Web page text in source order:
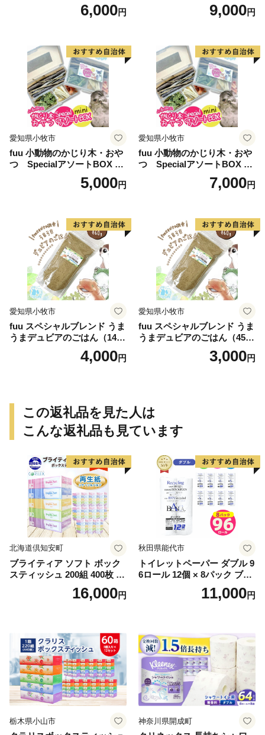
6,000円 9,000円
愛知県小牧市
fuu 小動物のかじり木・おや
つ SpecialアソートBOX mi
5,000円
愛知県小牧市
fuu 小動物のかじり木・おや
つ SpecialアソートBOX mi
7,000円
愛知県小牧市
fuu スペシャルブレンド うま
うまデュビアのごはん（140
4,000円
愛知県小牧市
fuu スペシャルブレンド うま
うまデュビアのごはん（45
3,000円
この返礼品を見た人は
こんな返礼品も見ています
北海道倶知安町
ブライティア ソフト ボック
スティッシュ 200組 400枚 60
箱 日本製 まとめ買い ティッ
シュ リサイクル 長持 防災 常
倶知安町 日用品
16,000円
秋田県能代市
トイレットペーパー ダブル 9
6ロール 12個 × 8パック ブラ
ンカ 再生紙 100％ 芯あり 日
用品 消耗品 無香料 生活用品
11,000円
栃木県小山市 神奈川県開成町